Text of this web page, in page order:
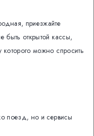
приезжайте
быть открытой кассы,
можно спросить
поезд, но и сервисы